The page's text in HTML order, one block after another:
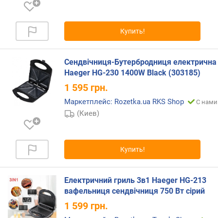
)
к
о
т
л
и
й
т
о
с
т
Купить!
Сендвічниця-Бутербродниця електрична
Haeger HG-230 1400W Black (303185)
1 595 грн.
Маркетплейс: Rozetka.ua RKS Shop С нами
(Киев)
Купить!
Електричний гриль 3в1 Haeger HG-213
вафельниця сендвічниця 750 Вт сірий
1 599 грн.